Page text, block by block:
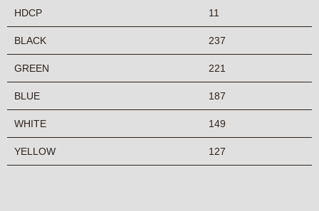
HDCP 11
BLACK 237
GREEN 221
BLUE 187
WHITE 149
YELLOW 127